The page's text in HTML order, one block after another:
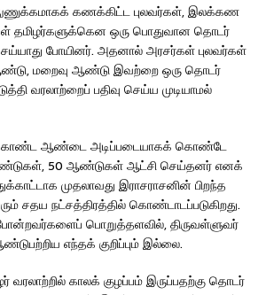
கணக்கிட்ட புலவர்கள், இலக்கண
தமிழர்களுக்கென ஒரு பொதுவான தொடர்
போயினர். அதனால் அரசர்கள் புலவர்கள்
மறைவு ஆண்டு இவற்றை ஒரு தொடர்
வரலாற்றைப் பதிவு செய்ய முடியாமல்
கொண்ட ஆண்டை அடிப்படையாகக் கொண்டே
50 ஆண்டுகள் ஆட்சி செய்தனர் எனக்
முதலாவது இராசராசனின் பிறந்த
சதய நட்சத்திரத்தில் கொண்டாடப்படுகிறது.
பொறுத்தளவில், திருவள்ளுவர்
எந்தக் குறிப்பும் இல்லை.
வரலாற்றில் காலக் குழப்பம் இருப்பதற்கு தொடர்